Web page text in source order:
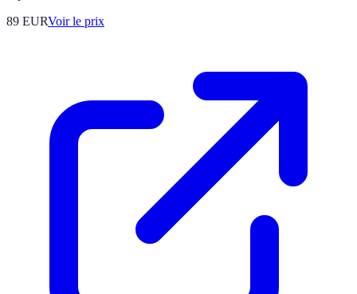
89 EURVoir le prix